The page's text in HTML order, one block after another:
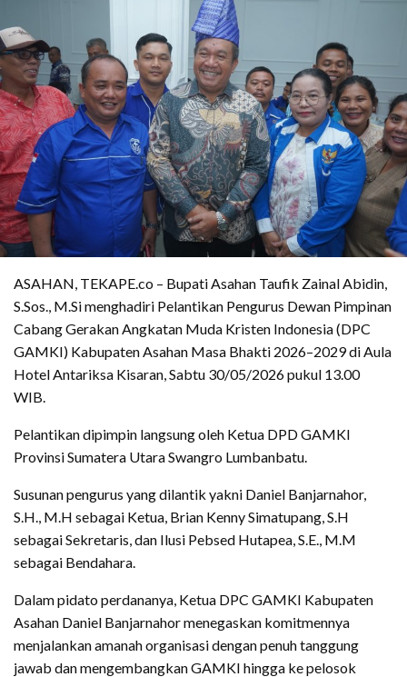
ASAHAN, TEKAPE.co – Bupati Asahan Taufik Zainal Abidin,
S.Sos., M.Si menghadiri Pelantikan Pengurus Dewan Pimpinan
Cabang Gerakan Angkatan Muda Kristen Indonesia (DPC
GAMKI) Kabupaten Asahan Masa Bhakti 2026–2029 di Aula
Hotel Antariksa Kisaran, Sabtu 30/05/2026 pukul 13.00
WIB.
Pelantikan dipimpin langsung oleh Ketua DPD GAMKI
Provinsi Sumatera Utara Swangro Lumbanbatu.
Susunan pengurus yang dilantik yakni Daniel Banjarnahor,
S.H., M.H sebagai Ketua, Brian Kenny Simatupang, S.H
sebagai Sekretaris, dan Ilusi Pebsed Hutapea, S.E., M.M
sebagai Bendahara.
Dalam pidato perdananya, Ketua DPC GAMKI Kabupaten
Asahan Daniel Banjarnahor menegaskan komitmennya
menjalankan amanah organisasi dengan penuh tanggung
jawab dan mengembangkan GAMKI hingga ke pelosok